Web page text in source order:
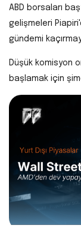
ABD borsaları
gelişmeleri
gündemi
Düşük komisyon
başlamak için